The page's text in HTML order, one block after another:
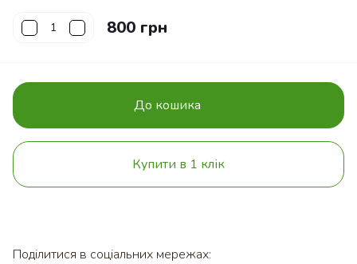
800 грн
До кошика
Купити в 1 клік
Поділитися в соціальних мережах: